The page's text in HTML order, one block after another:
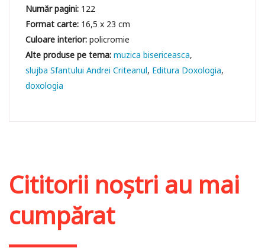
Număr pagini: 122
Format carte: 16,5 x 23 cm
Culoare interior:policromie
muzica bisericeasca
slujba Sfantului Andrei Criteanul Editura Doxologia
doxologia
Cititorii noștri au mai
cumpărat